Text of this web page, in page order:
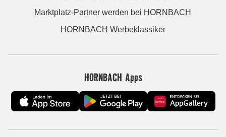
Marktplatz-Partner werden bei HORNBACH
HORNBACH Werbeklassiker
HORNBACH Apps